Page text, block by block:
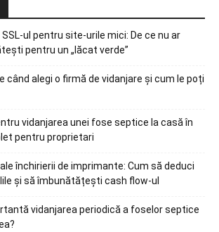
ul pentru site-urile mici: De ce nu ar
pentru un „lăcat verde”
când alegi o firmă de vidanjare și cum le poți
vidanjarea unei fose septice la casă în
pentru proprietari
închirierii de imprimante: Cum să deduci
și să îmbunătățești cash flow-ul
vidanjarea periodică a foselor septice